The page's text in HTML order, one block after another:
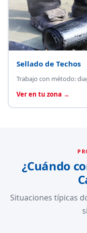
Sellado de Techos
Trabajo con método:
Ver en tu zona →
¿Cuándo
Situaciones típicas